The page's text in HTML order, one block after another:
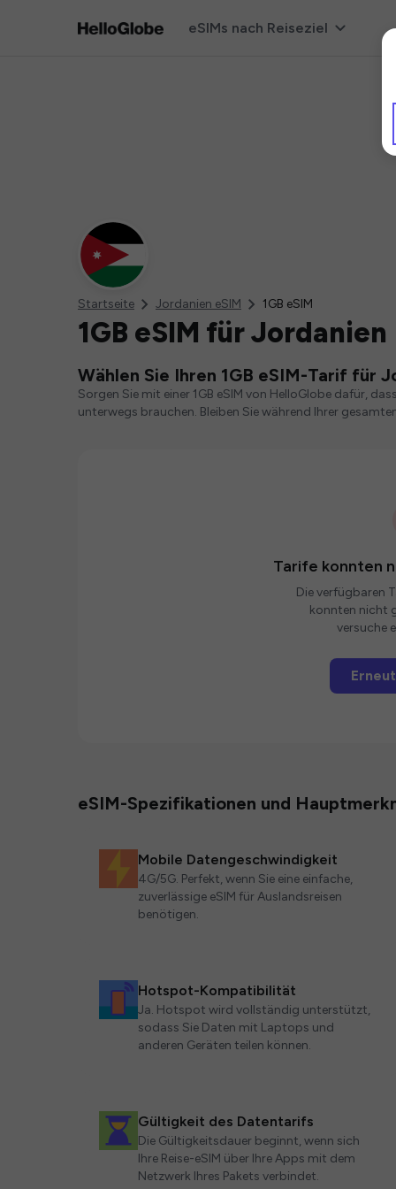
eSIMs nach Reiseziel
Startseite Jordanien eSIM 1GB eSIM
1GB eSIM für Jordanien
Wählen Sie Ihren 1GB eSIM-Tarif für
Sorgen Sie mit einer 1GB eSIM von HelloGlobe dafür,
unterwegs brauchen. Bleiben Sie während Ihrer
Tarife konnten
Die verfügbaren
konnten nicht
versuche
eSIM-Spezifikationen und
Mobile Datengeschwindigkeit
4G/5G. Perfekt, wenn Sie eine einfache,
zuverlässige eSIM für Auslandsreisen
benötigen.
Hotspot-Kompatibilität
Ja. Hotspot wird vollständig unterstützt,
sodass Sie Daten mit Laptops und
anderen Geräten teilen können.
Gültigkeit des Datentarifs
Die Gültigkeitsdauer beginnt, wenn sich
Ihre Reise-eSIM über Ihre Apps mit dem
Netzwerk Ihres Pakets verbindet.